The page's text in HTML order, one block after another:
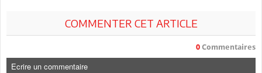
COMMENTER CET ARTICLE
0 Commentaires
Ecrire un commentaire